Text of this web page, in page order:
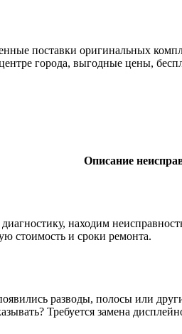
поставки оригинальных
города, выгодные цены,
Описание
находим
стоимость и сроки ремонта.
разводы, полосы или
Требуется замена